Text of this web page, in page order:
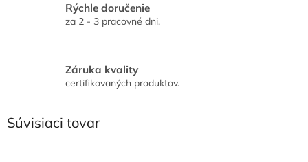
Rýchle doručenie
za 2 - 3 pracovné dni.
Záruka kvality
certifikovaných produktov.
Súvisiaci tovar